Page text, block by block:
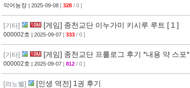
악어농장 | 2025-09-08 [ 328 / 0 ]
[기타] [게임] 종천교단 이누가미 키시루 루트 [ 1 ]
000002호 | 2025-09-07 [ 333 / 0 ]
[기타] [게임] 종천교단 프롤로그 후기 *내용 약 스포*
000002호 | 2025-09-07 [ 812 / 0 ]
[라노벨] [인생 역전] 1권 후기